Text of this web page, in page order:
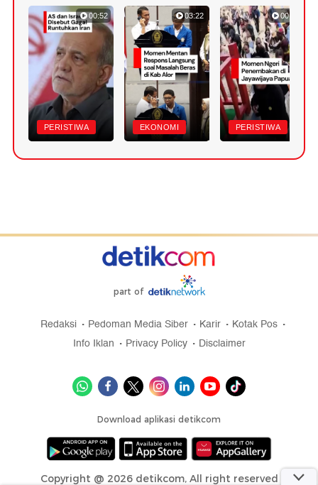
00:52
PERISTIWA
03:22
EKONOMI
00:42
PERISTIWA
part of
Redaksi Pedoman Media Siber Karir
Kotak Pos
Info Iklan
Privacy Policy Disclaimer
Download aplikasi detikcom
Copyright @ 2026 detikcom, All right reserved